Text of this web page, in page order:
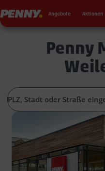
Penny Angebote Aktionen
Penny